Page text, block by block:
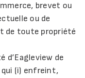
brevet ou
ou de
de toute propriété
d’Eagleview de
(i) enfreint,